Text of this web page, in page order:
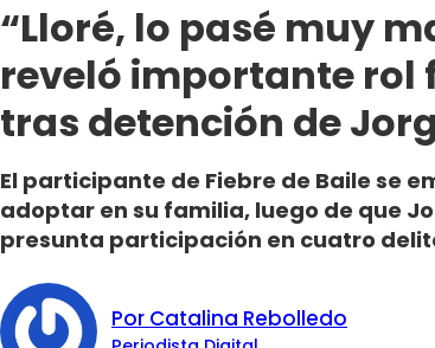
“Lloré, lo pasé muy
reveló importante rol
tras detención de
El participante de Fiebre de Baile se
adoptar en su familia, luego de que
presunta participación en cuatro
Por Catalina Rebolledo